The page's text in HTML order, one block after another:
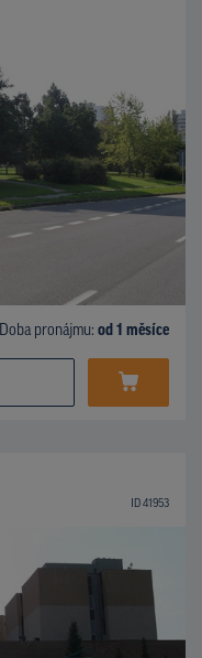
Doba pronájmu: od 1 měsíce
ID 41953